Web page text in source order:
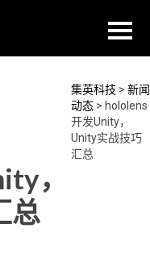
集英科技 > 新闻
动态 > hololens
开发Unity，
Unity实战技巧
汇总
，
总